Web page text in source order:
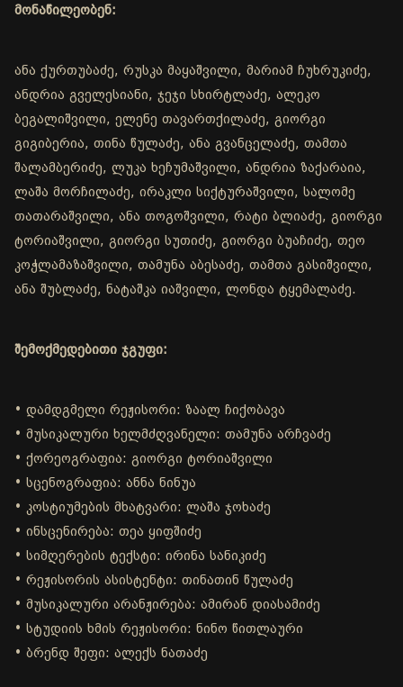
მონაწილეობენ:
ანა ქურთუბაძე, რუსკა მაყაშვილი, მარიამ ჩუხრუკიძე,
ანდრია გველესიანი, ჯეჯი სხირტლაძე, ალეკო
ბეგალიშვილი, ელენე თავართქილაძე, გიორგი
გიგიბერია, თინა წულაძე, ანა გვანცელაძე, თამთა
შალამბერიძე, ლუკა ხეჩუმაშვილი, ანდრია ზაქარაია,
ლაშა მორჩილაძე, ირაკლი სიქტურაშვილი, სალომე
თათარაშვილი, ანა თოგოშვილი, რატი ბლიაძე, გიორგი
ტორიაშვილი, გიორგი სუთიძე, გიორგი ბუაჩიძე, თეო
კოჭლამაზაშვილი, თამუნა აბესაძე, თამთა გასიშვილი,
ანა შუბლაძე, ნატაშკა იაშვილი, ლონდა ტყემალაძე.
შემოქმედებითი ჯგუფი:
• დამდგმელი რეჟისორი: ზაალ ჩიქობავა
• მუსიკალური ხელმძღვანელი: თამუნა არჩვაძე
• ქორეოგრაფია: გიორგი ტორიაშვილი
• სცენოგრაფია: ანნა ნინუა
• კოსტიუმების მხატვარი: ლაშა ჯოხაძე
• ინსცენირება: თეა ყიფშიძე
• სიმღერების ტექსტი: ირინა სანიკიძე
• რეჟისორის ასისტენტი: თინათინ წულაძე
• მუსიკალური არანჟირება: ამირან დიასამიძე
• სტუდიის ხმის რეჟისორი: ნინო წითლაური
• ბრენდ შეფი: ალექს ნათაძე